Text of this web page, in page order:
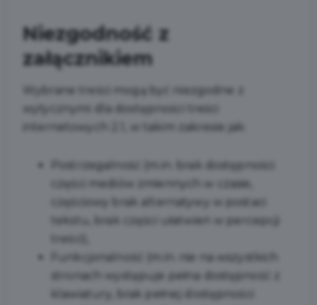
Niezgodność z
załącznikiem
Wybrane treści mogą być niezgodne z
wytycznymi dla dostępności treści
internetowych 2.1, w takim zakresie jak:
Postrzegalność (m.in. brak dostępności
części mediów zmiennych w czasie,
częściowy brak alternatywy w postaci
tekstu, brak części ułatwień w percepcji
treści),
Funkcjonalność (m.in. nie na wszystkich
stronach występuje pełna dostępność z
klawiatury, brak pełnej dostępności